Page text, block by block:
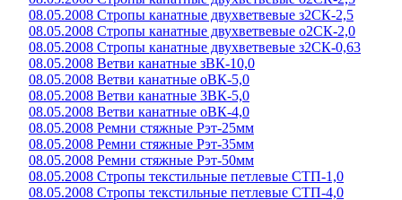
08.05.2008 Стропы канатные двухветвевые з2СК-2,5
08.05.2008 Стропы канатные двухветвевые о2СК-2,0
08.05.2008 Стропы канатные двухветвевые з2СК-0,63
08.05.2008 Ветви канатные зВК-10,0
08.05.2008 Ветви канатные оВК-5,0
08.05.2008 Ветви канатные 3ВК-5,0
08.05.2008 Ветви канатные оВК-4,0
08.05.2008 Ремни стяжные Рэт-25мм
08.05.2008 Ремни стяжные Рэт-35мм
08.05.2008 Ремни стяжные Рэт-50мм
08.05.2008 Стропы текстильные петлевые СТП-1,0
08.05.2008 Стропы текстильные петлевые СТП-4,0